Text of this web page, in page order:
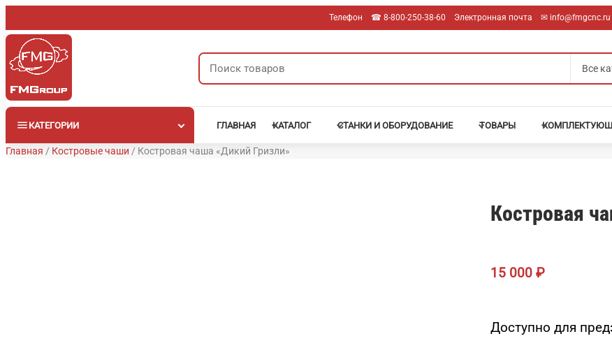
к
содержимому
Телефон ☎︎ 8-800-250-38-60 Электронная почта ✉︎ info@fmgcnc.ru
Поиск
товаров
КАТЕГОРИИ ГЛАВНАЯ КАТАЛОГ СТАНКИ И ОБОРУДОВАНИЕ ТОВАРЫ
Главная / Костровые чаши / Костровая чаша «Дикий Гризли»
Костровая
15 000 ₽
Доступно для